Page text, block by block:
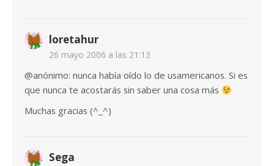
loretahur
26 mayo 2006 a las 21:13
@anónimo: nunca había oído lo de usamericanos. Si es
que nunca te acostarás sin saber una cosa más
Muchas gracias (^_^)
Sega